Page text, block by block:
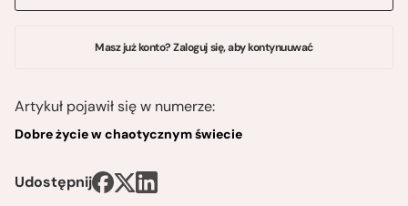
Masz już konto? Zaloguj się, aby kontynuuwać
Artykuł pojawił się w numerze:
Dobre życie w chaotycznym świecie
Udostępnij